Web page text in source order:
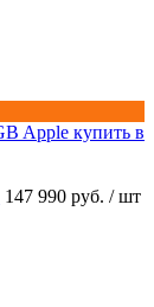
147 990 руб. / шт